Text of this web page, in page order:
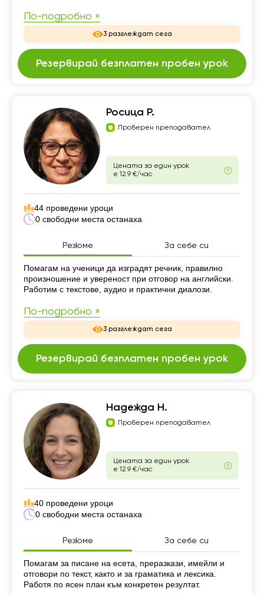
По-подробно »
3 разглеждат сега
Резервирай безплатен пробен урок
Росица Р.
Проверен преподавател
Цената за един урок
е 12.9 €/час
44 проведени уроци
0 свободни места останаха
Резюме За себе си
Резюме
Помагам на ученици да изградят речник, правилно
произношение и увереност при отговор на английски.
Работим с текстове, аудио и практични диалози.
По-подробно »
3 разглеждат сега
Резервирай безплатен пробен урок
Надежда Н.
Проверен преподавател
Цената за един урок
е 12.9 €/час
40 проведени уроци
0 свободни места останаха
Резюме За себе си
Резюме
Помагам за писане на есета, преразкази, имейли и
отговори по текст, както и за граматика и лексика.
Работя по ясен план към конкретен резултат.